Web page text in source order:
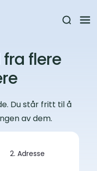
flere
Du står fritt til å
av dem.
2. Adresse